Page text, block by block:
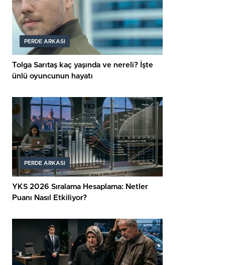
PERDE ARKASI
Tolga Sarıtaş kaç yaşında ve nereli? İşte
ünlü oyuncunun hayatı
PERDE ARKASI
YKS 2026 Sıralama Hesaplama: Netler
Puanı Nasıl Etkiliyor?